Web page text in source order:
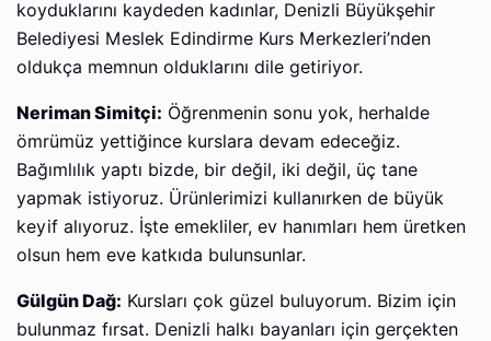
koyduklarını kaydeden kadınlar, Denizli Büyükşehir
Belediyesi Meslek Edindirme Kurs Merkezleri’nden
oldukça memnun olduklarını dile getiriyor.
Neriman Simitçi: Öğrenmenin sonu yok, herhalde
ömrümüz yettiğince kurslara devam edeceğiz.
Bağımlılık yaptı bizde, bir değil, iki değil, üç tane
yapmak istiyoruz. Ürünlerimizi kullanırken de büyük
keyif alıyoruz. İşte emekliler, ev hanımları hem üretken
olsun hem eve katkıda bulunsunlar.
Gülgün Dağ: Kursları çok güzel buluyorum. Bizim için
bulunmaz fırsat. Denizli halkı bayanları için gerçekten